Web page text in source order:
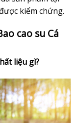
kiểm chứng.
cao su Cá
liệu gì?